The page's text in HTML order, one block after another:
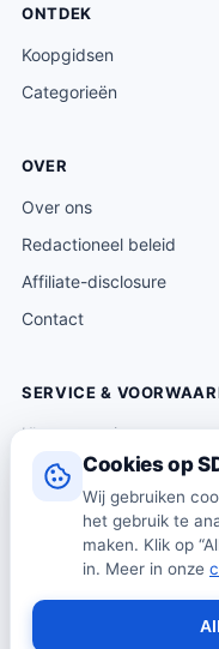
Cookies op
Wij gebruiken
het gebruik te
maken. Klik op
in. Meer in onze
ONTDEK
Koopgidsen
Categorieën
OVER
Over ons
Redactioneel beleid
Affiliate-disclosure
Contact
SERVICE &
Klantenservice
Verzending & levering
Retourneren
Algemene voorwaarden